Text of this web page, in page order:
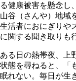
る健康被害を懸念し
山谷（さんや）地域
生活者におにぎりや
に関する聞き取りも
ある日の熱帯夜、上
状態を尋ねると、「
眠れない。毎日が生